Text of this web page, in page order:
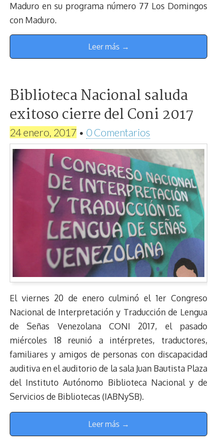
Maduro en su programa número 77 Los Domingos
con Maduro.
Leer más →
Biblioteca Nacional saluda
exitoso cierre del Coni 2017
24 enero, 2017 • 0 Comentarios
El viernes 20 de enero culminó el 1er Congreso
Nacional de Interpretación y Traducción de Lengua
de Señas Venezolana CONI 2017, el pasado
miércoles 18 reunió a intérpretes, traductores,
familiares y amigos de personas con discapacidad
auditiva en el auditorio de la sala Juan Bautista Plaza
del Instituto Autónomo Biblioteca Nacional y de
Servicios de Bibliotecas (IABNySB).
Leer más →